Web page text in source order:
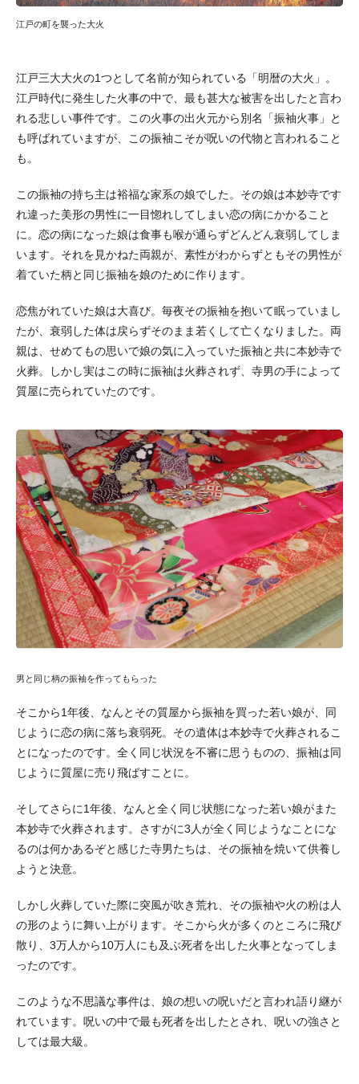
江戸の町を襲った大火
江戸三大大火の1つとして名前が知られている「明暦の大火」。
江戸時代に発生した火事の中で、最も甚大な被害を出したと言わ
れる悲しい事件です。この火事の出火元から別名「振袖火事」と
も呼ばれていますが、この振袖こそが呪いの代物と言われること
も。
この振袖の持ち主は裕福な家系の娘でした。その娘は本妙寺です
れ違った美形の男性に一目惚れしてしまい恋の病にかかること
に。恋の病になった娘は食事も喉が通らずどんどん衰弱してしま
います。それを見かねた両親が、素性がわからずともその男性が
着ていた柄と同じ振袖を娘のために作ります。
恋焦がれていた娘は大喜び。毎夜その振袖を抱いて眠っていまし
たが、衰弱した体は戻らずそのまま若くして亡くなりました。両
親は、せめてもの思いで娘の気に入っていた振袖と共に本妙寺で
火葬。しかし実はこの時に振袖は火葬されず、寺男の手によって
質屋に売られていたのです。
男と同じ柄の振袖を作ってもらった
そこから1年後、なんとその質屋から振袖を買った若い娘が、同
じように恋の病に落ち衰弱死。その遺体は本妙寺で火葬されるこ
とになったのです。全く同じ状況を不審に思うものの、振袖は同
じように質屋に売り飛ばすことに。
そしてさらに1年後、なんと全く同じ状態になった若い娘がまた
本妙寺で火葬されます。さすがに3人が全く同じようなことにな
るのは何かあるぞと感じた寺男たちは、その振袖を焼いて供養し
ようと決意。
しかし火葬していた際に突風が吹き荒れ、その振袖や火の粉は人
の形のように舞い上がります。そこから火が多くのところに飛び
散り、3万人から10万人にも及ぶ死者を出した火事となってしま
ったのです。
このような不思議な事件は、娘の想いの呪いだと言われ語り継が
れています。呪いの中で最も死者を出したとされ、呪いの強さと
しては最大級。